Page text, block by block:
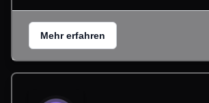
Mehr erfahren